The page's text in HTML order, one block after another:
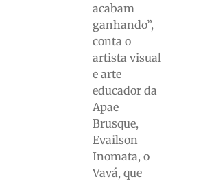
acabam
ganhando”,
conta o
artista visual
e arte
educador da
Apae
Brusque,
Evailson
Inomata, o
Vavá, que